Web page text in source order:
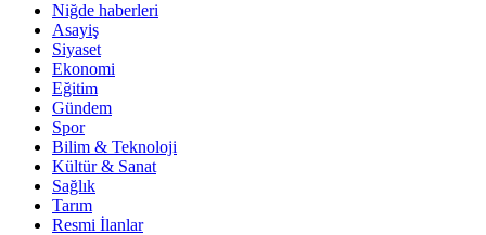
Niğde haberleri
Asayiş
Siyaset
Ekonomi
Eğitim
Gündem
Spor
Bilim & Teknoloji
Kültür & Sanat
Sağlık
Tarım
Resmi İlanlar